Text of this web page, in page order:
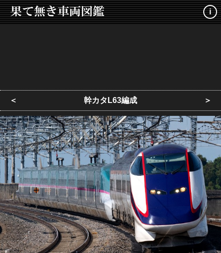
i
＜ 幹カタL63編成 ＞